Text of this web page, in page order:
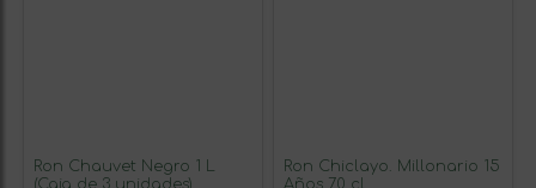
Ron Chauvet Negro 1 L
(Caja de 3 unidades)
Ron Chiclayo. Millonario 15
Años 70 cl